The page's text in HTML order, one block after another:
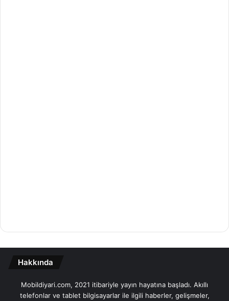
Hakkında
Mobildiyari.com, 2021 itibariyle yayın hayatına başladı. Akıllı
telefonlar ve tablet bilgisayarlar ile ilgili haberler, gelişmeler,